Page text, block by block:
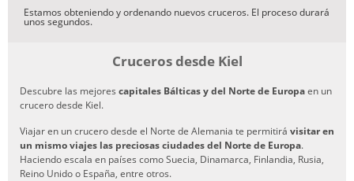
Estamos obteniendo y ordenando nuevos cruceros. El proceso durará
unos segundos.
Cruceros desde Kiel
Descubre las mejores capitales Bálticas y del Norte de Europaen un
crucero desde Kiel.
Viajar en un crucero desde el Norte de Alemania te permitirá visitar en
un mismo viajes las preciosas ciudades del Norte de Europa.
Haciendo escala en países como Suecia, Dinamarca, Finlandia, Rusia,
Reino Unido o España, entre otros.